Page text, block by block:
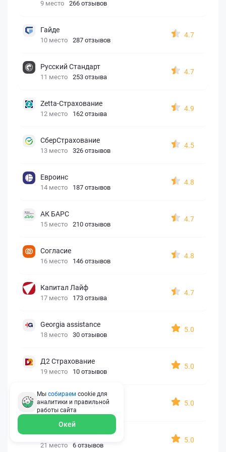
9 место 266 отзывов
Гайде
10 место 287 отзывов
4.7
Русский Стандарт
11 место 253 отзыва
4.7
Zetta-Страхование
12 место 162 отзыва
4.9
СберСтрахование
13 место 326 отзывов
4.5
Евроинс
14 место 187 отзывов
4.8
АК БАРС
15 место 210 отзывов
4.7
Согласие
16 место 146 отзывов
4.8
Капитал Лайф
17 место 173 отзыва
4.7
Georgia assistance
18 место 30 отзывов
5.0
Д2 Страхование
19 место 10 отзывов
5.0
АйАйСи
20 место 7 отзывов
5.0
OxySport
21 место 6 отзывов
5.0
Мы собираем cookie для
аналитики и правильной
работы сайта
Окей